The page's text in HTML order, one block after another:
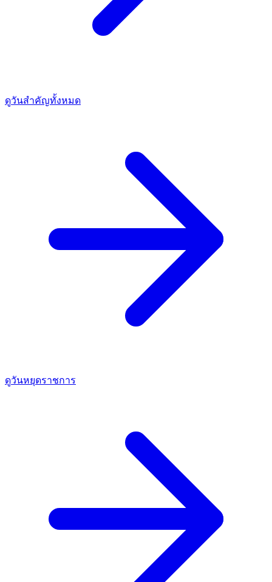
ดูวันสำคัญทั้งหมด
ดูวันหยุดราชการ